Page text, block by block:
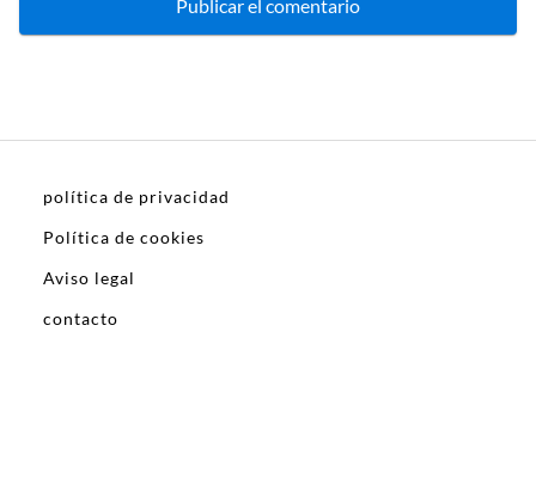
política de privacidad
Política de cookies
Aviso legal
contacto